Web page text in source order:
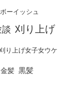
ボーイッシュ
談 刈り上げ
り上げ女子女ウケ
金髪 黒髪